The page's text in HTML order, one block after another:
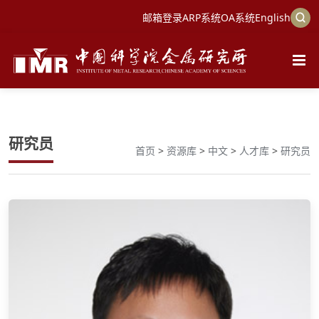
邮箱登录ARP系统OA系统English
研究员 首页 > 资源库 > 中文 > 人才库 > 研究员